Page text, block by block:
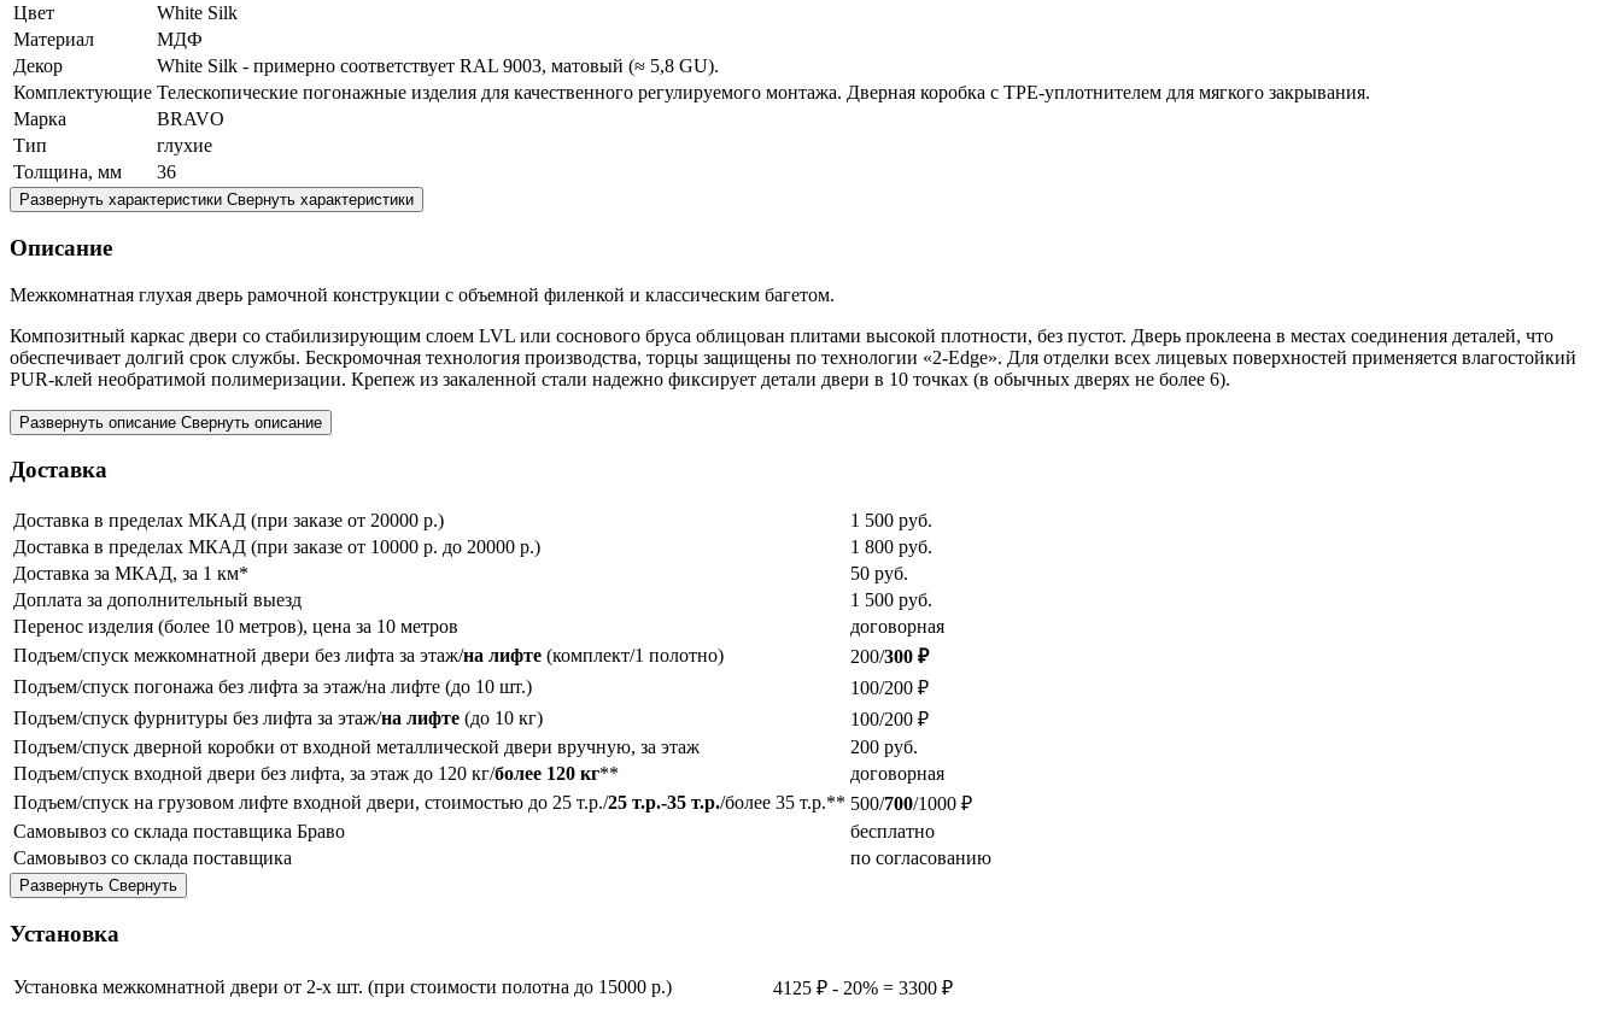
Цвет
White Silk
Материал
МДФ
Декор
White Silk - примерно соответствует RAL 9003, матовый (≈ 5,8 GU).
Комплектующие Телескопические погонажные изделия для качественного регулируемого монтажа. Дверная коробка с TPE-уплотнителем для мягкого закрывания.
Марка
BRAVO
Тип
глухие
Толщина, мм
36
Развернуть характеристики Свернуть характеристики
Описание
Межкомнатная глухая дверь рамочной конструкции с объемной филенкой и классическим багетом.
Композитный каркас двери со стабилизирующим слоем LVL или соснового бруса облицован плитами высокой плотности, без пустот. Дверь проклеена в местах соединения деталей, что
обеспечивает долгий срок службы. Бескромочная технология производства, торцы защищены по технологии «2-Edge». Для отделки всех лицевых поверхностей применяется влагостойкий
PUR-клей необратимой полимеризации. Крепеж из закаленной стали надежно фиксирует детали двери в 10 точках (в обычных дверях не более 6).
Развернуть описание Свернуть описание
Доставка
Доставка в пределах МКАД (при заказе от 20000 р.) 1 500 руб.
Доставка в пределах МКАД (при заказе от 10000 р. до 20000 р.)
1 800 руб.
Доставка за МКАД, за 1 км*
50 руб.
Доплата за дополнительный выезд
1 500 руб.
Перенос изделия (более 10 метров), цена за 10 метров
договорная
Подъем/спуск межкомнатной двери без лифта за этаж/на лифте (комплект/1 полотно) 200/300 ₽
Подъем/спуск погонажа без лифта за этаж/на лифте (до 10 шт.)
100/200 ₽
Подъем/спуск фурнитуры без лифта за этаж/на лифте (до 10 кг)
100/200 ₽
Подъем/спуск дверной коробки от входной металлической двери вручную, за этаж
200 руб.
Подъем/спуск входной двери без лифта, за этаж до 120 кг/более 120 кг**
договорная
Подъем/спуск на грузовом лифте входной двери, стоимостью до 25 т.р./25 т.р.-35 т.р./более 35 т.р.** 500/700/1000 ₽
Самовывоз со склада поставщика Браво
бесплатно
Самовывоз со склада поставщика
по согласованию
Развернуть Свернуть
Установка
Установка межкомнатной двери от 2-х шт. (при стоимости полотна до 15000 р.)
4125 ₽ - 20% = 3300 ₽